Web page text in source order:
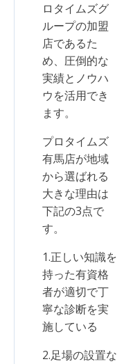
ロタイムズグ
ループの加盟
店であるた
め、圧倒的な
実績とノウハ
ウを活用でき
ます。
プロタイムズ
有馬店が地域
から選ばれる
大きな理由は
下記の3点で
す。
1.正しい知識を
持った有資格
者が適切で丁
寧な診断を実
施している
2.足場の設置な